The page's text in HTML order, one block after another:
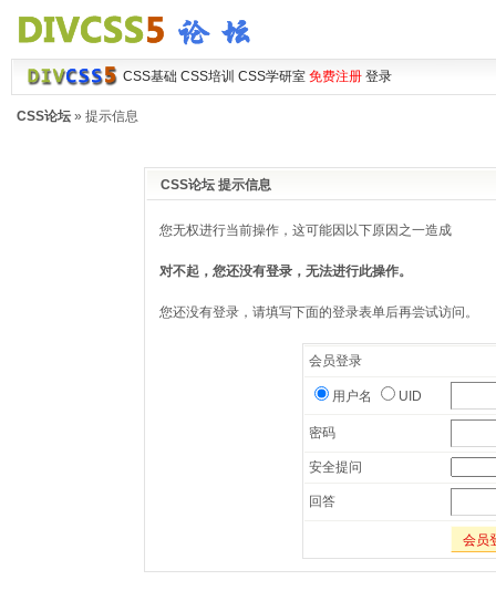
CSS基础 CSS培训 CSS学研室 免费注册 登录
CSS论坛» 提示信息
CSS论坛 提示信息
您无权进行当前操作，这可能因以下原因之一造成
对不起，您还没有登录，无法进行此操作。
您还没有登录，请填写下面的登录表单后再尝试访问。
会员登录
用户名 UID
密码
安全提问
回答
会员